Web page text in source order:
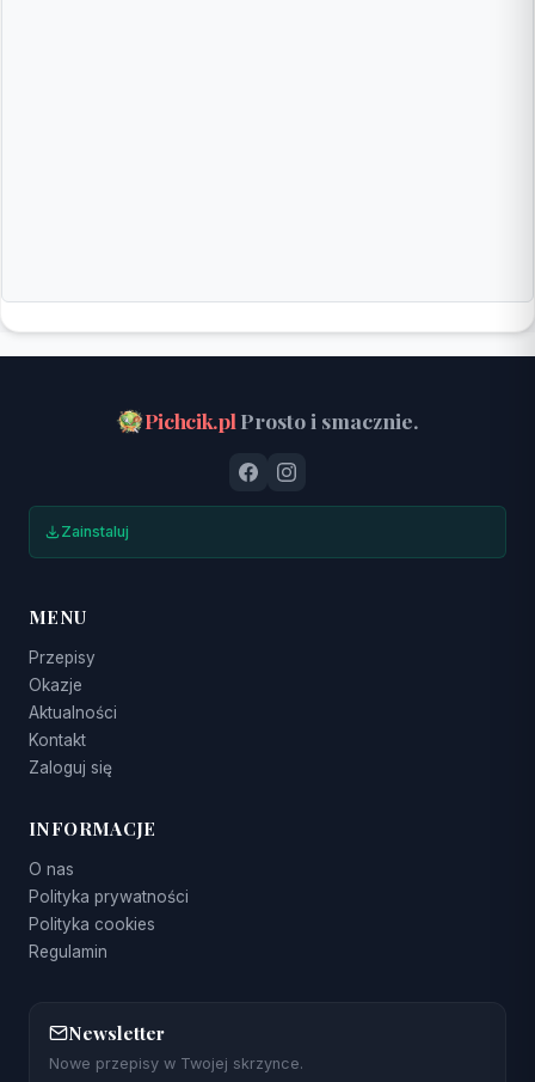
Pichcik.pl Prosto i smacznie.
Zainstaluj
MENU
Przepisy
Okazje
Aktualności
Kontakt
Zaloguj się
INFORMACJE
O nas
Polityka prywatności
Polityka cookies
Regulamin
Newsletter
Nowe przepisy w Twojej skrzynce.